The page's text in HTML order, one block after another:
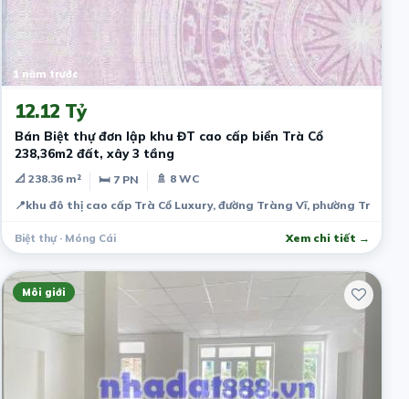
1 năm trước
12.12 Tỷ
Bán Biệt thự đơn lập khu ĐT cao cấp biển Trà Cổ
238,36m2 đất, xây 3 tầng
📐 238.36 m² 🛏 7 PN
🚿 8 WC
📍khu đô thị cao cấp Trà Cổ Luxury, đường Tràng Vĩ, phường Trà Cổ
Biệt thự · Móng Cái Xem chi tiết →
Môi giới